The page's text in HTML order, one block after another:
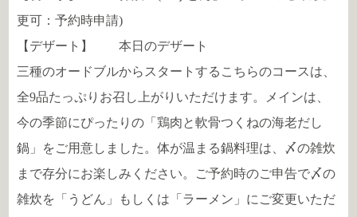
更可：予約時申請)
【デザート】 本日のデザート
三種のオードブルからスタートするこちらのコースは、
全9品たっぷりお召し上がりいただけます。メインは、
今の季節にぴったりの「鶏肉と軟骨つくねの海老だし
鍋」をご用意しました。体が温まる鍋料理は、〆の雑炊
まで存分にお楽しみください。ご予約時のご申告で〆の
雑炊を「うどん」もしくは「ラーメン」にご変更いただ